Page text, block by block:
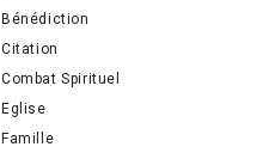
Bénédiction
Citation
Combat Spirituel
Eglise
Famille